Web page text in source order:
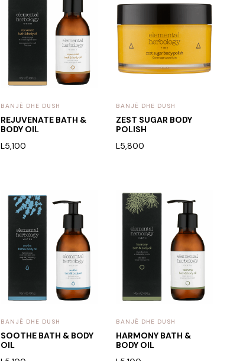
BANJË DHE DUSH
REJUVENATE BATH &
BODY OIL
L5,100
BANJË DHE DUSH
ZEST SUGAR BODY
POLISH
L5,800
BANJË DHE DUSH
SOOTHE BATH & BODY
OIL
BANJË DHE DUSH
HARMONY BATH &
BODY OIL